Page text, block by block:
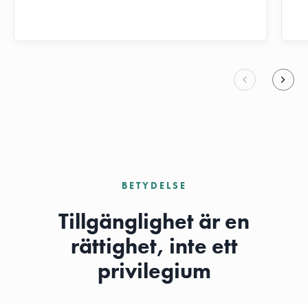
BETYDELSE
Tillgänglighet är en
rättighet, inte ett
privilegium